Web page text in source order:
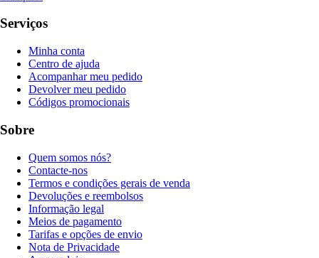
Serviços
Minha conta
Centro de ajuda
Acompanhar meu pedido
Devolver meu pedido
Códigos promocionais
Sobre
Quem somos nós?
Contacte-nos
Termos e condições gerais de venda
Devoluções e reembolsos
Informação legal
Meios de pagamento
Tarifas e opções de envio
Nota de Privacidade